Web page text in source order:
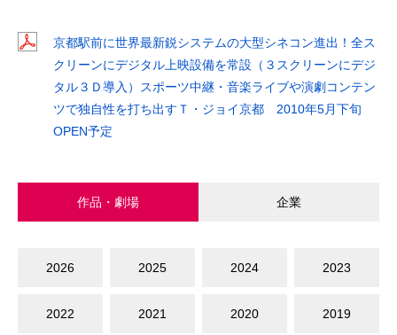
京都駅前に世界最新鋭システムの大型シネコン進出！全ス
クリーンにデジタル上映設備を常設（３スクリーンにデジ
タル３Ｄ導入）スポーツ中継・音楽ライブや演劇コンテン
ツで独自性を打ち出すＴ・ジョイ京都 2010年5月下旬
OPEN予定
作品・劇場 企業
2026 2025 2024 2023
2022 2021 2020 2019